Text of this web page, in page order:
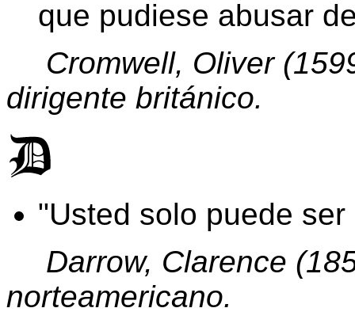
que pudiese abusar
Cromwell, Oliver
dirigente británico.
Usted solo puede
Darrow, Clarence
norteamericano.